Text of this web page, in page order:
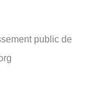
public de